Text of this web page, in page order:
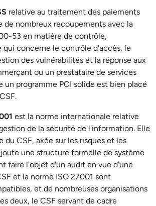
relative au traitement des paiements
de nombreux recoupements avec la
53 en matière de contrôle,
qui concerne le contrôle d'accès, le
des vulnérabilités et la réponse aux
ou un prestataire de services
programme PCI solide est bien placé
est la norme internationale relative
de la sécurité de l'information. Elle
du CSF, axée sur les risques et les
une structure formelle de système
faire l'objet d'un audit en vue d'une
et la norme ISO 27001 sont
et de nombreuses organisations
deux, le CSF servant de cadre